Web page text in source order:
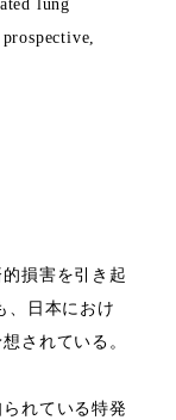
lung
損害を引き起
、日本におけ
されている。
れている特発